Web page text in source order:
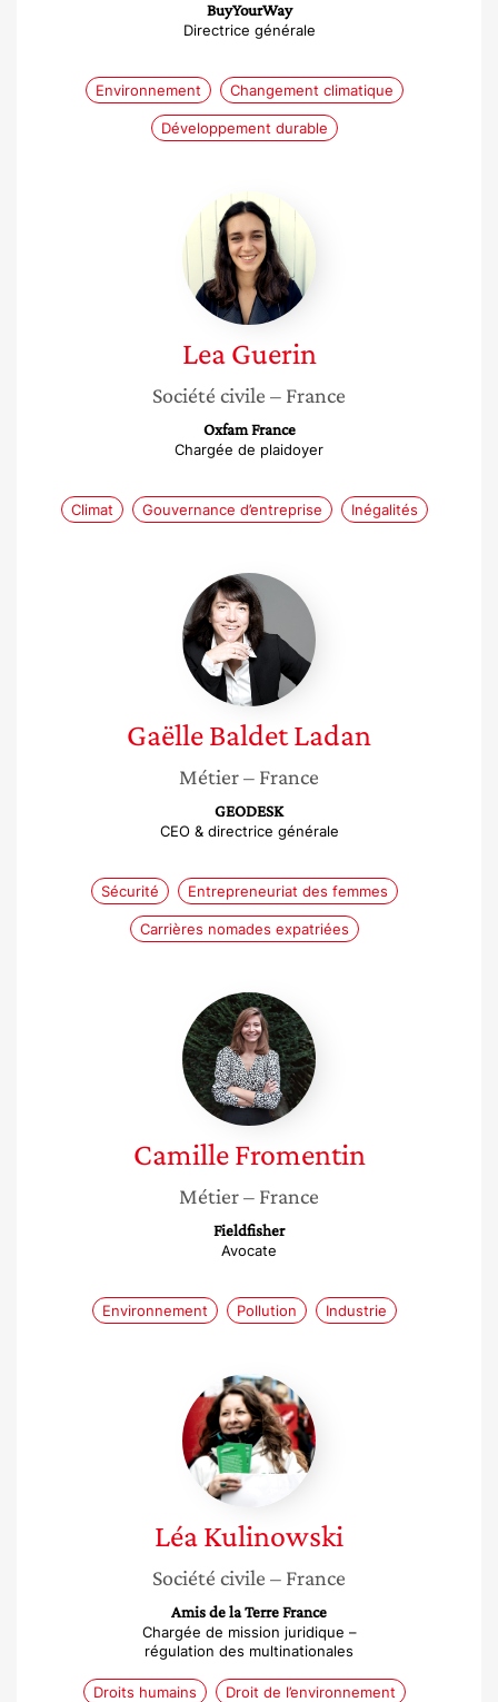
BuyYourWay
Directrice générale
Environnement Changement climatique
Développement durable
Lea
Guerin
Lea Guerin
Société civile – France
Oxfam France
Chargée de plaidoyer
Climat Gouvernance d’entreprise Inégalités
Gaëlle
Baldet
Ladan
GaëlleBaldet Ladan
Métier– France
GEODESK
CEO & directrice générale
Sécurité Entrepreneuriat des femmes
Carrières nomades expatriées
Camille
Fromentin
Camille Fromentin
Métier– France
Fieldfisher
Avocate
Environnement Pollution Industrie
Léa
Kulinowski
LéaKulinowski
Société civile – France
Amis de la Terre France
Chargée de mission juridique –
régulation des multinationales
Droits humains Droit de l’environnement